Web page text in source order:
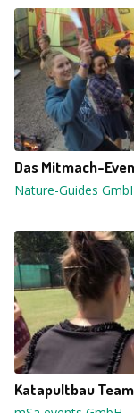
Das Mitmach-
Nature-Guides
Katapultbau